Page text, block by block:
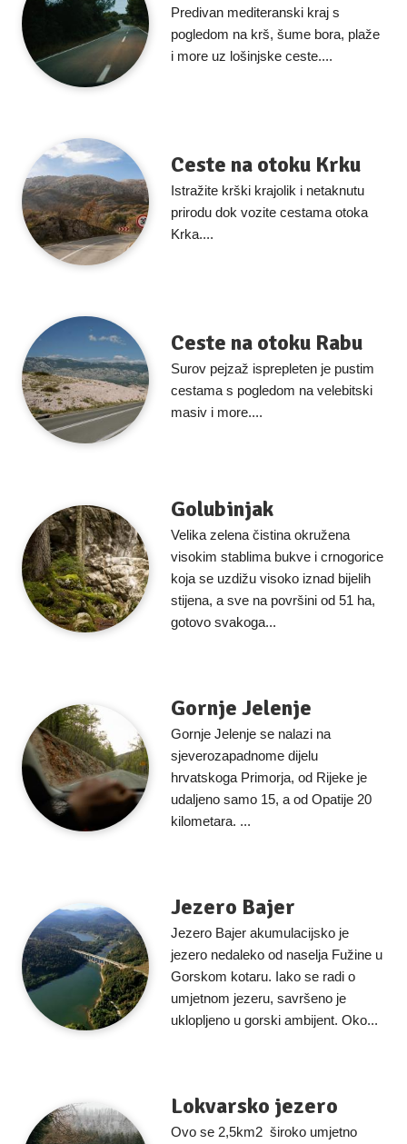
Predivan mediteranski kraj s
pogledom na krš, šume bora, plaže
i more uz lošinjske ceste....
Ceste na otoku Krku
Istražite krški krajolik i netaknutu
prirodu dok vozite cestama otoka
Krka....
Ceste na otoku Rabu
Surov pejzaž isprepleten je pustim
cestama s pogledom na velebitski
masiv i more....
Golubinjak
Velika zelena čistina okružena
visokim stablima bukve i crnogorice
koja se uzdižu visoko iznad bijelih
stijena, a sve na površini od 51 ha,
gotovo svakoga...
Gornje Jelenje
Gornje Jelenje se nalazi na
sjeverozapadnome dijelu
hrvatskoga Primorja, od Rijeke je
udaljeno samo 15, a od Opatije 20
kilometara. ...
Jezero Bajer
Jezero Bajer akumulacijsko je
jezero nedaleko od naselja Fužine u
Gorskom kotaru. Iako se radi o
umjetnom jezeru, savršeno je
uklopljeno u gorski ambijent. Oko...
Lokvarsko jezero
Ovo se 2,5km2 široko umjetno